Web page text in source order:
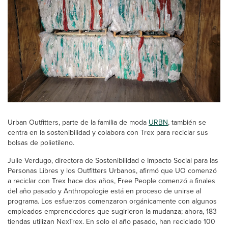
Urban Outfitters, parte de la familia de moda URBN, también se
centra en la sostenibilidad y colabora con Trex para reciclar sus
bolsas de polietileno.
Julie Verdugo, directora de Sostenibilidad e Impacto Social para las
Personas Libres y los Outfitters Urbanos, afirmó que UO comenzó
a reciclar con Trex hace dos años, Free People comenzó a finales
del año pasado y Anthropologie está en proceso de unirse al
programa. Los esfuerzos comenzaron orgánicamente con algunos
empleados emprendedores que sugirieron la mudanza; ahora, 183
tiendas utilizan NexTrex. En solo el año pasado, han reciclado 100